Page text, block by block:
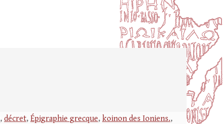
, décret, Épigraphie grecque, koinon des Ioniens.,